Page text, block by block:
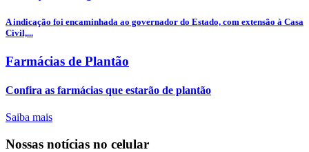
A indicação foi encaminhada ao governador do Estado, com extensão à Casa
Civil,...
Farmácias de Plantão
Confira as farmácias que estarão de plantão
Saiba mais
Nossas notícias no celular